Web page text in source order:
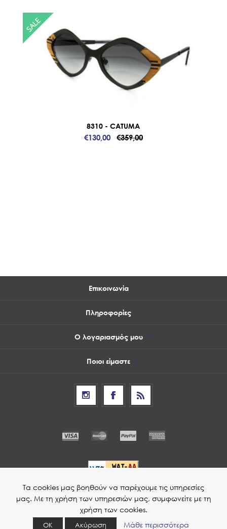
8310 - CATUMA
€130,00 €359,00
Επικοινωνία
Πληροφορίες
Ο λογαριασμός μου
Ποιοι είμαστε
© 2026 Οπτικά Γ. Γκαϊνά
Powered by
nopCommerce
Τα cookies μας βοηθούν να παρέχουμε τις υπηρεσίες
μας. Με τη χρήση των υπηρεσιών μας, συμφωνείτε με τη
χρήση των cookies.
ΟΚ Ακύρωση Μάθε περισσότερα